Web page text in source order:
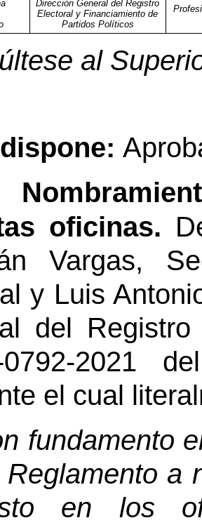
Dirección General del Registro
Electoral y Financiamiento de
Partidos Políticos
al
oficinas.
Vargas,
y Luis
del
0792-2021
el cual
fundamento
a
en los